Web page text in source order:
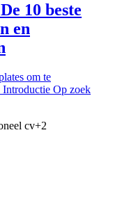
10 beste
en
om te
Introductie Op zoek
cv+2